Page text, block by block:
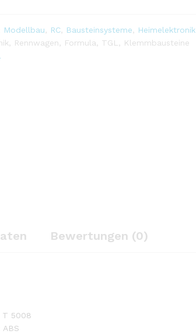
Modellbau RC Bausteinsysteme
Heimelektronik
Rennwagen Formula TGL
Klemmbausteine
Bewertungen (0)
T 5008